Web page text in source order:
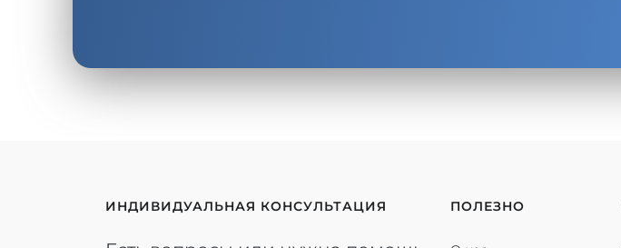
ИНДИВИДУАЛЬНАЯ КОНСУЛЬТАЦИЯ ПОЛЕЗНО